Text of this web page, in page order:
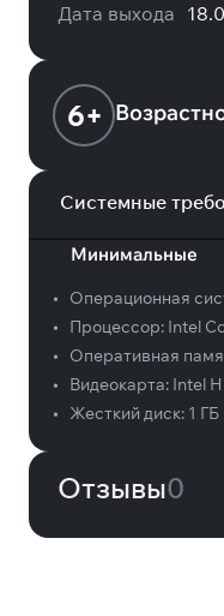
Дата выхода
6+
Системные
Минимальные
• Операционная
•
Процессор: Intel
•
Оперативная
•
Видеокарта: Intel
•
Жесткий диск: 1 ГБ
Отзывы0